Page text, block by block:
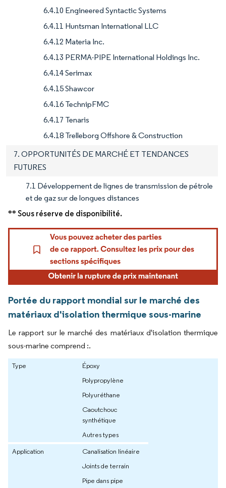
6.4.10 Engineered Syntactic Systems
6.4.11 Huntsman International LLC
6.4.12 Materia Inc.
6.4.13 PERMA-PIPE International Holdings Inc.
6.4.14 Serimax
6.4.15 Shawcor
6.4.16 TechnipFMC
6.4.17 Tenaris
6.4.18 Trelleborg Offshore & Construction
7. OPPORTUNITÉS DE MARCHÉ ET TENDANCES
FUTURES
7.1 Développement de lignes de transmission de pétrole
et de gaz sur de longues distances
** Sous réserve de disponibilité.
Portée du rapport mondial sur le marché des
matériaux d'isolation thermique sous-marine
Le rapport sur le marché des matériaux d'isolation thermique
sous-marine comprend :.
Type
Époxy
Polypropylène
Polyuréthane
Caoutchouc
synthétique
Autres types
Application
Canalisation linéaire
Joints de terrain
Pipe dans pipe